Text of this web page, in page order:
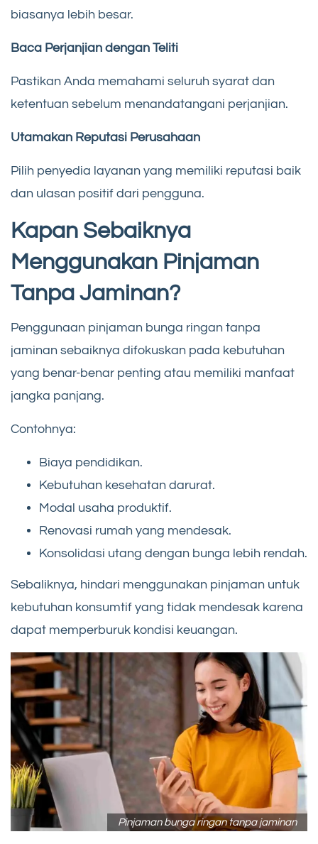
biasanya lebih besar.
Baca Perjanjian dengan Teliti
Pastikan Anda memahami seluruh syarat dan
ketentuan sebelum menandatangani perjanjian.
Utamakan Reputasi Perusahaan
Pilih penyedia layanan yang memiliki reputasi baik
dan ulasan positif dari pengguna.
Kapan Sebaiknya
Menggunakan Pinjaman
Tanpa Jaminan?
Penggunaan pinjaman bunga ringan tanpa
jaminan sebaiknya difokuskan pada kebutuhan
yang benar-benar penting atau memiliki manfaat
jangka panjang.
Contohnya:
Biaya pendidikan.
Kebutuhan kesehatan darurat.
Modal usaha produktif.
Renovasi rumah yang mendesak.
Konsolidasi utang dengan bunga lebih rendah.
Sebaliknya, hindari menggunakan pinjaman untuk
kebutuhan konsumtif yang tidak mendesak karena
dapat memperburuk kondisi keuangan.
Pinjaman bunga ringan tanpa jaminan